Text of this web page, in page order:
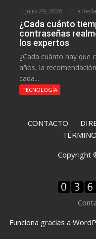
julio 29, 2026 La
¿Cada cuánto
contraseñas
los expertos
¿Cada cuánto hay que
años, la
cada...
TECNOLOGÍA
CONTACTO
Copyright
Funciona gracias a